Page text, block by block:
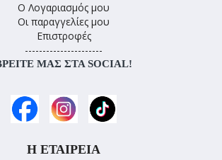
Ο Λογαριασμός μου
Οι παραγγελίες μου
Επιστροφές
----------------------
ΜΑΣ ΣΤΑ SOCIAL!
Η ΕΤΑΙΡΕΊΑ